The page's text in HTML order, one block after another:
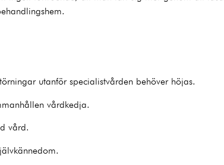
utanför specialistvården behöver höjas.
vårdkedja.
vård.